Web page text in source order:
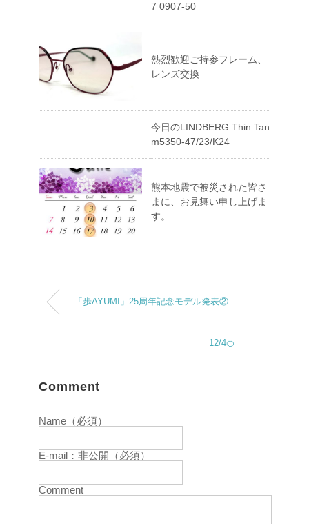
7 0907-50
熱烈歓迎ご持参フレーム、
レンズ交換
今日のLINDBERG Thin Tan
m5350-47/23/K24
熊本地震で被災された皆さ
まに、お見舞い申し上げま
す。
「歩AYUMI」25周年記念モデル発表②
12/4🍊
Comment
Name（必須）
E-mail：非公開（必須）
Comment